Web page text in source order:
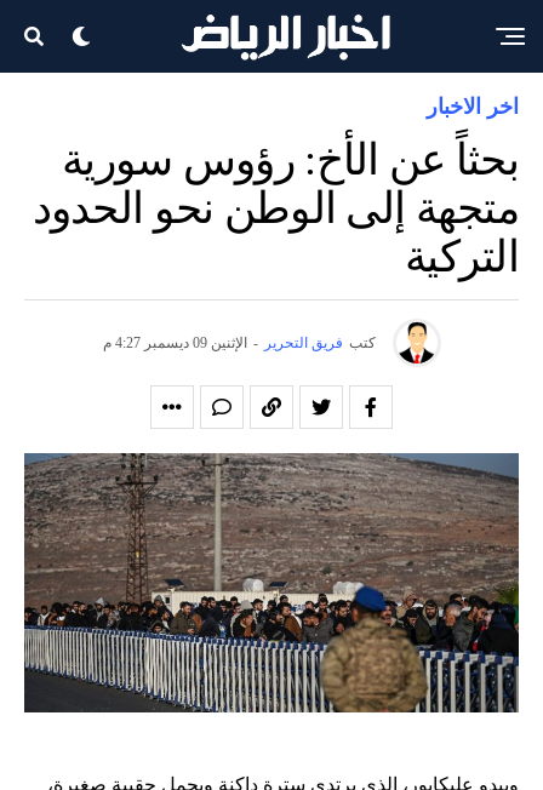
اخر الاخبار
بحثاً عن الأخ: رؤوس سورية
متجهة إلى الوطن نحو الحدود
التركية
كتب فريق التحرير - الإثنين 09 ديسمبر 4:27 م
ويبدو عليكابور، الذي يرتدي سترة داكنة ويحمل حقيبة صغيرة،